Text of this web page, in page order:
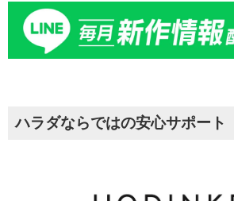
ハラダならではの安心サポート